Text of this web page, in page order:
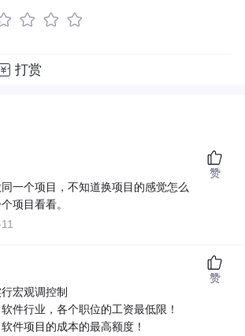
打赏
一个项目，不知道换项目的感觉怎么
项目看看。
赞
宏观调控制
件行业，各个职位的工资最低限！
件项目的成本的最高额度！
赞